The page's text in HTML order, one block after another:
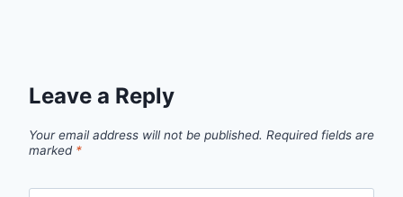
Leave a Reply
Your email address will not be published. Required fields are
marked *